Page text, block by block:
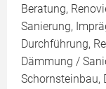
Beratung,
Sanierung,
Durchführung,
Dämmung /
Schornsteinbau,